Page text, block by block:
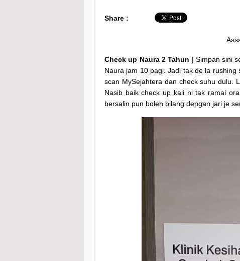
Share :
Check up Naura 2 Tahun | Simpan sini
Naura jam 10 pagi. Jadi tak de la
scan MySejahtera dan check suhu dulu.
Nasib baik check up kali ni tak ramai
bersalin pun boleh bilang dengan jari je